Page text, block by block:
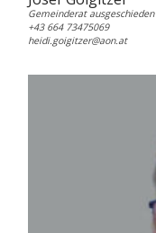
Gemeinderat ausgeschieden
+43 664 73475069
heidi.goigitzer@aon.at